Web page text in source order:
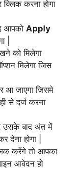
करना होगा
आपको Apply
|
को मिलेगा
मिलेगा जिस
जाएगा जिसमे
से दर्ज करना
उसके बाद अंत में
होगा |
करेंगे तो आपका
आवेदन हो